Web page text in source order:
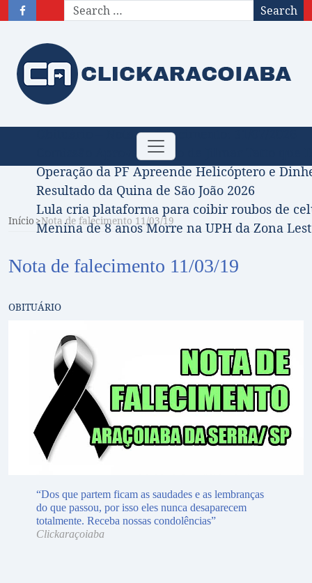
Search
Toggle
navigation
Obituário – Nota de falecimento: 31/07/2026
Comissão Aprova Projeto de Jilmar Tatto
Operação da PF Apreende Helicóptero e
Resultado da Quina de São João 2026
Lula cria plataforma para coibir roubos de
Menina de 8 anos Morre na UPH da Zona
Início Nota de falecimento 11/03/19
Nota de falecimento 11/03/19
OBITUÁRIO
“Dos que partem ficam as saudades e as lembranças
do que passou, por isso eles nunca desaparecem
totalmente. Receba nossas condolências”
Clickaraçoiaba